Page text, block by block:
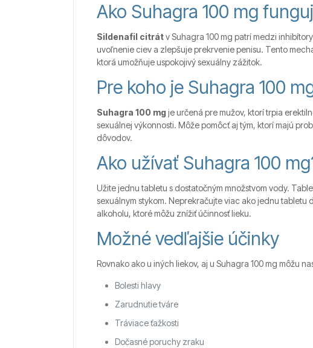
Ako Suhagra 100 mg
Sildenafil citrátv Suhagra 100 mg patrí medzi
uvoľnenie ciev a zlepšuje prekrvenie penisu. Tento
ktorá umožňuje uspokojivý sexuálny zážitok.
Pre koho je Suhagra 100
Suhagra 100 mg je určená pre mužov, ktorí trpia
sexuálnej výkonnosti. Môže pomôcť aj tým, ktorí majú
dôvodov.
Ako užívať Suhagra 100
Užite jednu tabletu s dostatočným množstvom vody.
sexuálnym stykom. Neprekračujte viac ako jednu tabletu
alkoholu, ktoré môžu znížiť účinnosť lieku.
Možné vedľajšie účinky
Rovnako ako u iných liekov, aj u Suhagra 100 mg môžu
Bolesti hlavy
Zarudnutie tváre
Tráviace ťažkosti
Dočasné poruchy zraku